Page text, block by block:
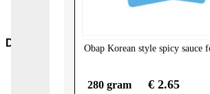
Dranken
Obap Korean style spicy sauce
280 gram € 2.65